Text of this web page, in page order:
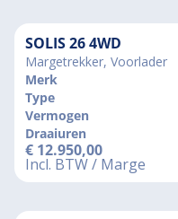
SOLIS 26 4WD
Margetrekker, Voorlader
Merk
Type
Vermogen
Draaiuren
€ 12.950,00
Incl. BTW / Marge